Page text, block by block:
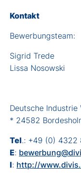
Kontakt
Bewerbungsteam:
Sigrid Trede
Lissa Nosowski
Deutsche Industrie
* 24582
Tel.: +49 (0) 4322
E:
I: http://